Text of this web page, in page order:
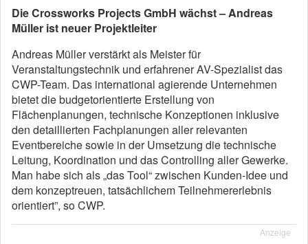
Die Crossworks Projects GmbH wächst – Andreas
Müller ist neuer Projektleiter
Andreas Müller verstärkt als Meister für
Veranstaltungstechnik und erfahrener AV-Spezialist das
CWP-Team. Das international agierende Unternehmen
bietet die budgetorientierte Erstellung von
Flächenplanungen, technische Konzeptionen inklusive
den detaillierten Fachplanungen aller relevanten
Eventbereiche sowie in der Umsetzung die technische
Leitung, Koordination und das Controlling aller Gewerke.
Man habe sich als „das Tool“ zwischen Kunden-Idee und
dem konzeptreuen, tatsächlichem Teilnehmererlebnis
orientiert”, so CWP.
Anzeige